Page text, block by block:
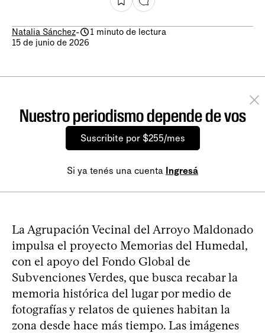
Natalia Sánchez-
1 minuto de lectura
15 de junio de 2026
Nuestro periodismo depende de vos
Suscribite por $255/mes
Si ya tenés una cuenta Ingresá
La Agrupación Vecinal del Arroyo Maldonado
impulsa el proyecto Memorias del Humedal,
con el apoyo del Fondo Global de
Subvenciones Verdes, que busca recabar la
memoria histórica del lugar por medio de
fotografías y relatos de quienes habitan la
zona desde hace más tiempo. Las imágenes